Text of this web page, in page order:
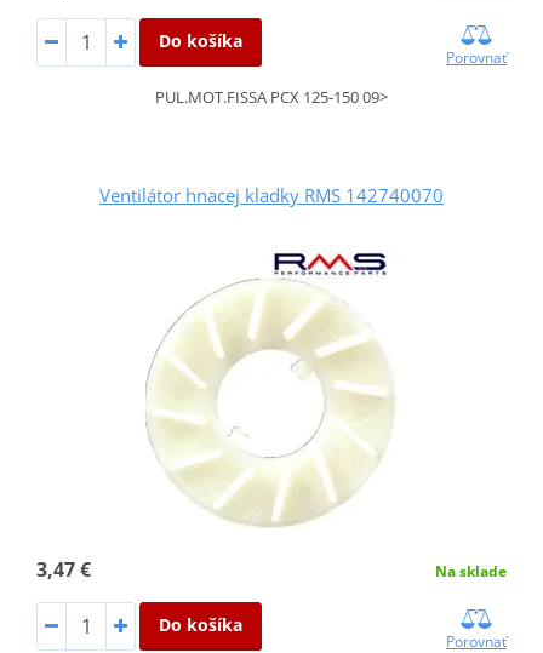
Do košíka
Porovnať
PUL.MOT.FISSA PCX 125-150 09>
Ventilátor hnacej kladky RMS 142740070
3,47 € Na sklade
Do košíka
Porovnať